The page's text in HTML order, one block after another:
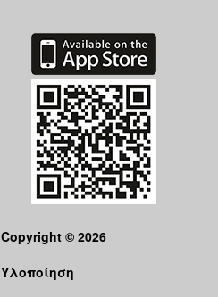
Copyright © 2026
Υλοποίηση